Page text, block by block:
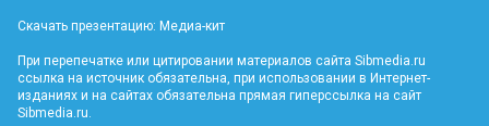
Скачать презентацию: Медиа-кит
При перепечатке или цитировании материалов сайта Sibmedia.ru
ссылка на источник обязательна, при использовании в Интернет-
изданиях и на сайтах обязательна прямая гиперссылка на сайт
Sibmedia.ru